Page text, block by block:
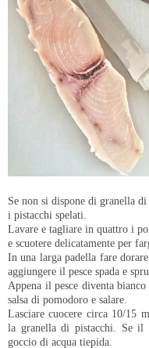
Se non si dispone di granella
i pistacchi spelati.
Lavare e tagliare in quattro i
e scuotere delicatamente per
In una larga padella fare
aggiungere il pesce spada e
Appena il pesce diventa
salsa di pomodoro e salare.
Lasciare cuocere circa 10/15
la granella di pistacchi. Se il
goccio di acqua tiepida.